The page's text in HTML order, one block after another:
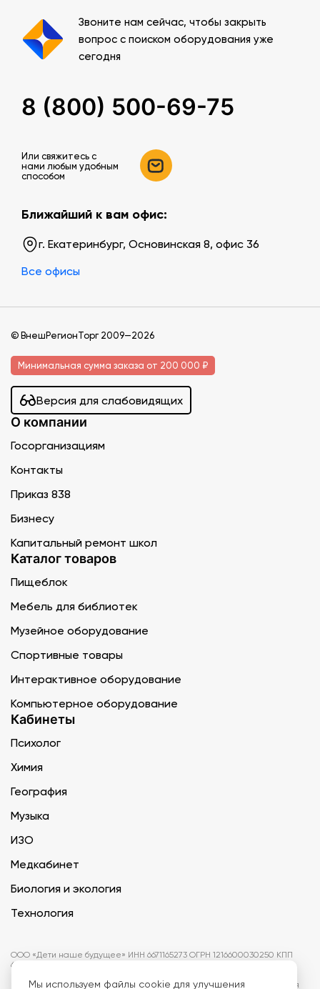
Звоните нам сейчас, чтобы закрыть
вопрос с поиском оборудования уже
сегодня
8 (800) 500-69-75
Или свяжитесь c
нами любым удобным
способом
Ближайший к вам офис:
г. Екатеринбург, Основинская 8, офис 36
Все офисы
© ВнешРегионТорг 2009—2026
Минимальная сумма заказа от 200 000 ₽
Версия для слабовидящих
О компании
Госорганизациям
Контакты
Приказ 838
Бизнесу
Капитальный ремонт школ
Каталог товаров
Пищеблок
Мебель для библиотек
Музейное оборудование
Спортивные товары
Интерактивное оборудование
Компьютерное оборудование
Кабинеты
Психолог
Химия
География
Музыка
ИЗО
Медкабинет
Биология и экология
Технология
ООО «Дети наше будущее» ИНН 6671165273 ОГРН 1216600030250 КПП
667101001 БИК 046577674
Информация на сайте не является публичной офертой. Изображения
Мы используем файлы cookie для улучшения